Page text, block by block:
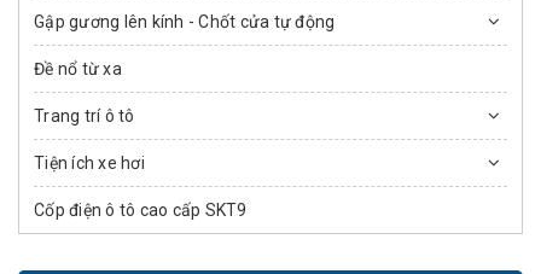
Gập gương lên kính - Chốt cửa tự động
Đề nổ từ xa
Trang trí ô tô
Tiện ích xe hơi
Cốp điện ô tô cao cấp SKT9